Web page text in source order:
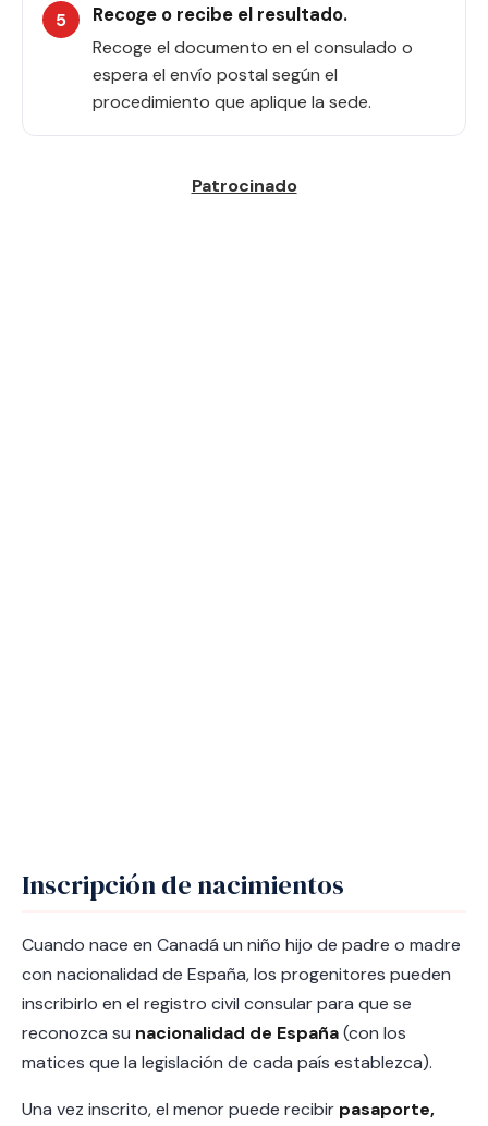
Recoge o recibe el resultado.
Recoge el documento en el consulado o
espera el envío postal según el
procedimiento que aplique la sede.
Inscripción de nacimientos
Cuando nace en Canadá un niño hijo de padre o madre
con nacionalidad de España, los progenitores pueden
inscribirlo en el registro civil consular para que se
reconozca su nacionalidad de España(con los
matices que la legislación de cada país establezca).
Una vez inscrito, el menor puede recibir pasaporte,